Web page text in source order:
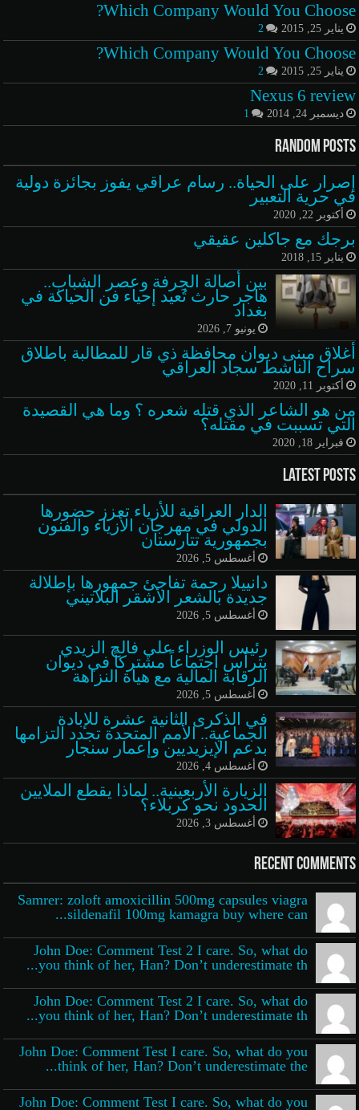
Which Company Would You Choose?
يناير 25, 2015 2
Which Company Would You Choose?
يناير 25, 2015 2
Nexus 6 review
ديسمبر 24, 2014 1
Random Posts
إصرار على الحياة.. رسام عراقي يفوز بجائزة دولية
في حرية التعبير
أكتوبر 22, 2020
برجك مع جاكلين عقيقي
يناير 15, 2018
بين أصالة الحِرفة وعصر الشباب..
هاجر حارث تُعيد إحياء فن الحياكة في
بغداد
يونيو 7, 2026
أغلاق مبنى ديوان محافظة ذي قار للمطالبة باطلاق
سراح الناشط سجاد العراقي
أكتوبر 11, 2020
من هو الشاعر الذي قتله شعره ؟ وما هي القصيدة
التي تسببت في مقتله؟
فبراير 18, 2020
Latest Posts
الدار العراقية للأزياء تعزز حضورها
الدولي في مهرجان الأزياء والفنون
بجمهورية تتارستان
أغسطس 5, 2026
دانييلا رحمة تفاجئ جمهورها بإطلالة
جديدة بالشعر الأشقر البلاتيني
أغسطس 5, 2026
رئيس الوزراء علي فالح الزيدي
يترأس اجتماعاً مشتركاً في ديوان
الرقابة المالية مع هيأة النزاهة
أغسطس 5, 2026
في الذكرى الثانية عشرة للإبادة
الجماعية.. الأمم المتحدة تجدد التزامها
بدعم الإيزيديين وإعمار سنجار
أغسطس 4, 2026
الزيارة الأربعينية.. لماذا يقطع الملايين
الحدود نحو كربلاء؟
أغسطس 3, 2026
Recent Comments
Samrer: zoloft amoxicillin 500mg capsules viagra
sildenafil 100mg kamagra buy where can...
John Doe: Comment Test 2 I care. So, what do
you think of her, Han? Don’t underestimate th...
John Doe: Comment Test 2 I care. So, what do
you think of her, Han? Don’t underestimate th...
John Doe: Comment Test I care. So, what do you
think of her, Han? Don’t underestimate the...
John Doe: Comment Test I care. So, what do you